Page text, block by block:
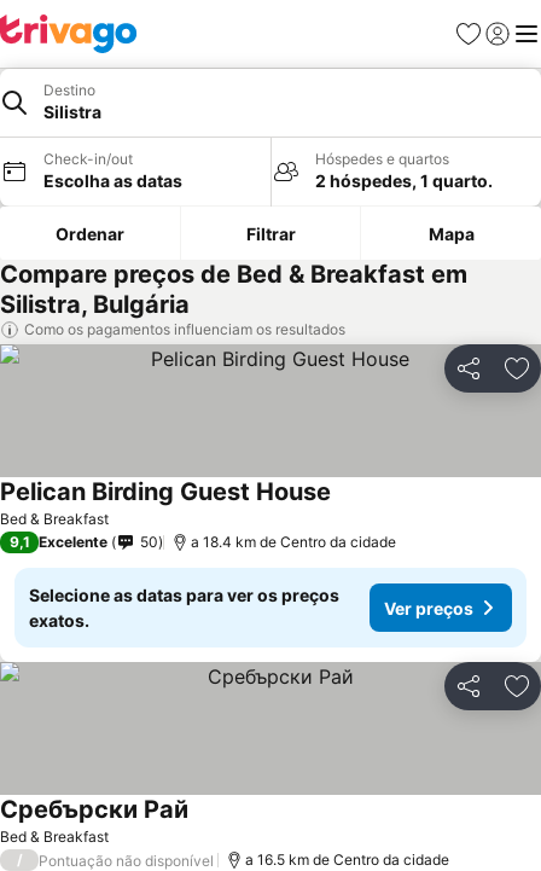
Favoritos
Iniciar
Destino
Silistra
Check-in/out
Escolha as datas
Hóspedes e quartos
2 hóspedes, 1 quarto.
Ordenar Filtrar Mapa
Compare preços de Bed & Breakfast em
Silistra, Bulgária
Como os pagamentos influenciam os resultados
Partilhar
Bed & Breakfast
Pelican Birding Guest House
9,1 Excelente 50 a 18.4 km de Centro da cidade
Selecione as datas para ver os preços
exatos.
Ver preços
Partilhar
Bed & Breakfast
Сребърски Рай
/ Pontuação não disponível a 16.5 km de Centro da cidade